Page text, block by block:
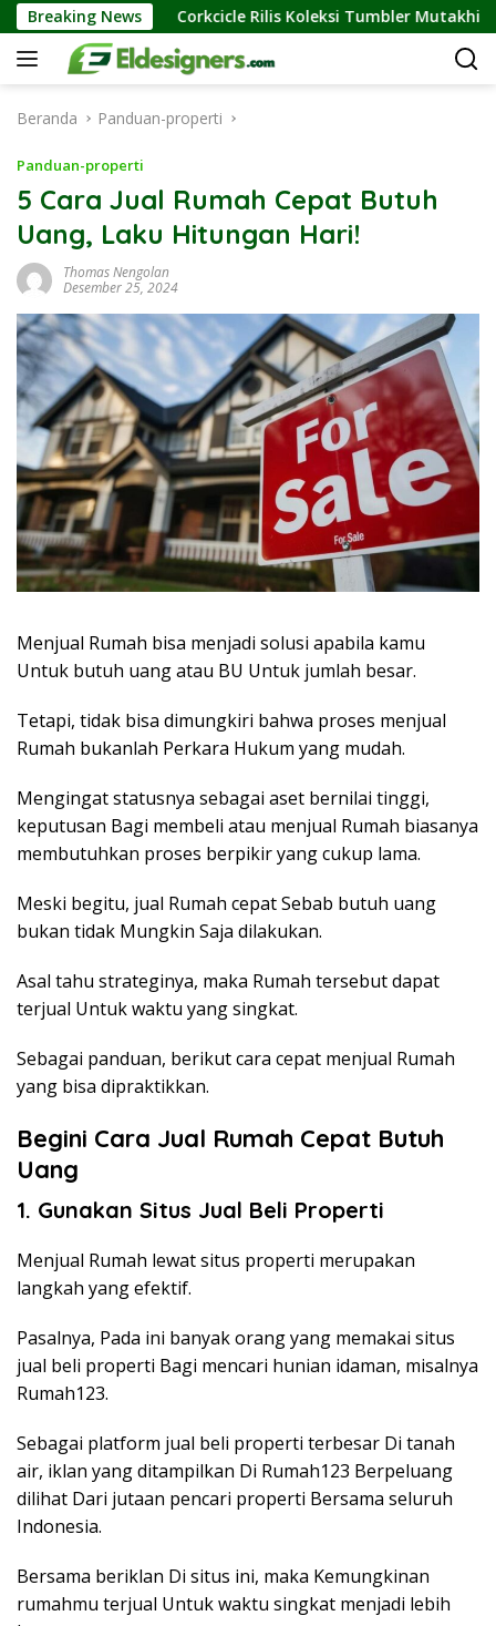
Langsung
ke
konten
Breaking NewsCorkcicle Rilis Koleksi Tumbler Mutakhir, Hadir Di
Beranda Panduan-properti
Panduan-properti
5 Cara Jual Rumah Cepat Butuh
Uang, Laku Hitungan Hari!
Thomas Nengolan
Desember 25, 2024
Menjual Rumah bisa menjadi solusi apabila kamu
Untuk butuh uang atau BU Untuk jumlah besar.
Tetapi, tidak bisa dimungkiri bahwa proses menjual
Rumah bukanlah Perkara Hukum yang mudah.
Mengingat statusnya sebagai aset bernilai tinggi,
keputusan Bagi membeli atau menjual Rumah biasanya
membutuhkan proses berpikir yang cukup lama.
Meski begitu, jual Rumah cepat Sebab butuh uang
bukan tidak Mungkin Saja dilakukan.
Asal tahu strateginya, maka Rumah tersebut dapat
terjual Untuk waktu yang singkat.
Sebagai panduan, berikut cara cepat menjual Rumah
yang bisa dipraktikkan.
Begini Cara Jual Rumah Cepat Butuh
Uang
1. Gunakan Situs Jual Beli Properti
Menjual Rumah lewat situs properti merupakan
langkah yang efektif.
Pasalnya, Pada ini banyak orang yang memakai situs
jual beli properti Bagi mencari hunian idaman, misalnya
Rumah123.
Sebagai platform jual beli properti terbesar Di tanah
air, iklan yang ditampilkan Di Rumah123 Berpeluang
dilihat Dari jutaan pencari properti Bersama seluruh
Indonesia.
Bersama beriklan Di situs ini, maka Kemungkinan
rumahmu terjual Untuk waktu singkat menjadi lebih